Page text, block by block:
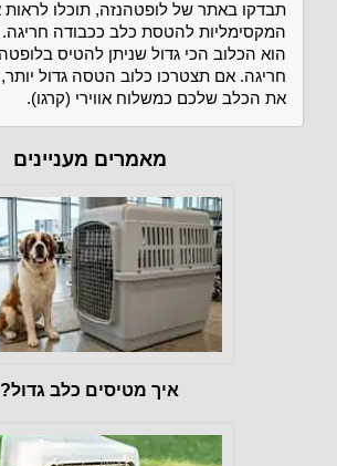
תבדקו באתר של לופטהנזה, תוכלו
המקסימליות להטסת כלב ככבודה
הוא הכלוב הכי גדול שניתן להטיס
חריגה. אם תצטרכו כלוב הטסה גדול
את הכלב שלכם כמשלוח אווירי (קרגו).
מאמרים מעניינים
איך מטיסים כלב גדול?